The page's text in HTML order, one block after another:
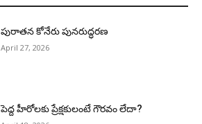
పురాత‌న కోనేరు పున‌రుద్ధ‌ర‌ణ
April 27, 2026
పెద్ద హీరోల‌కు ప్రేక్ష‌కులంటే గౌర‌వం లేదా?